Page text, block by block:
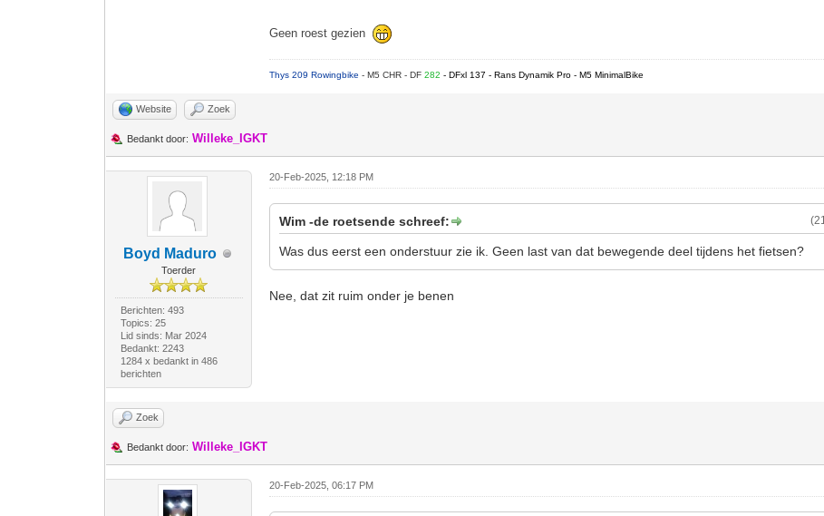
Geen roest gezien
Thys 209 Rowingbike- M5 CHR - DF282- DFxl 137 - Rans Dynamik Pro - M5 MinimalBike
Website Zoek
Bedankt door: Willeke_IGKT
Boyd Maduro
Toerder
Berichten: 493
Topics: 25
Lid sinds: Mar 2024
Bedankt: 2243
1284 x bedankt in 486
berichten
20-Feb-2025, 12:18 PM
Wim -de roetsende schreef:
Was dus eerst een onderstuur zie ik. Geen last van dat bewegende deel tijdens het fietsen?
Nee, dat zit ruim onder je benen
Zoek
Bedankt door: Willeke_IGKT
20-Feb-2025, 06:17 PM